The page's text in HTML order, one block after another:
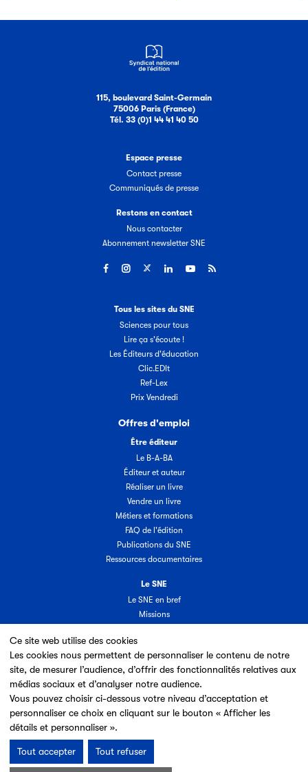
Ce site web utilise des cookies
Les cookies nous permettent de personnaliser le contenu de notre
site, de mesurer l’audience, d’offrir des fonctionnalités relatives aux
médias sociaux et d’analyser notre audience.
Vous pouvez choisir ci-dessous votre niveau d’acceptation et
personnaliser ce choix en cliquant sur le bouton « Afficher les
détails et personnaliser ».
Tout accepter Tout refuser
115, boulevard Saint-Germain
75006 Paris (France)
Tél. 33 (0)1 44 41 40 50
Espace presse
Contact presse
Communiqués de presse
Restons en contact
Nous contacter
Abonnement newsletter SNE
Tous les sites du SNE
Sciences pour tous
Lire ça s'écoute !
Les Éditeurs d'éducation
Clic.EDIt
Ref-Lex
Prix Vendredi
Offres d'emploi
Être éditeur
Le B-A-BA
Éditeur et auteur
Réaliser un livre
Vendre un livre
Métiers et formations
FAQ de l'édition
Publications du SNE
Ressources documentaires
Le SNE
Le SNE en bref
Missions
Groupes & commissions
Partenaires
Annuaire des adhérents
Nouveaux adhérents
Espace adhérent
Adhérer au SNE
Mentions légales & Conditions d’utilisation